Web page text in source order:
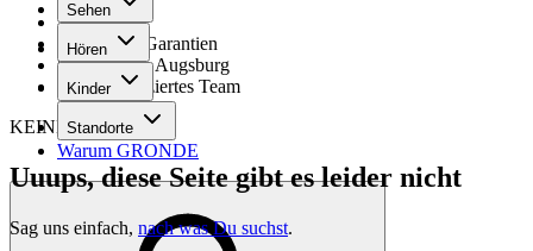
Sehen
Hören
Kinder
Standorte
Warum GRONDE
Seit 1971
GRONDE Garantien
8× im Raum Augsburg
Hochqualifiziertes Team
KEINE SORGE!
Uuups, diese Seite gibt es leider nicht
Sag uns einfach, nach was Du suchst.